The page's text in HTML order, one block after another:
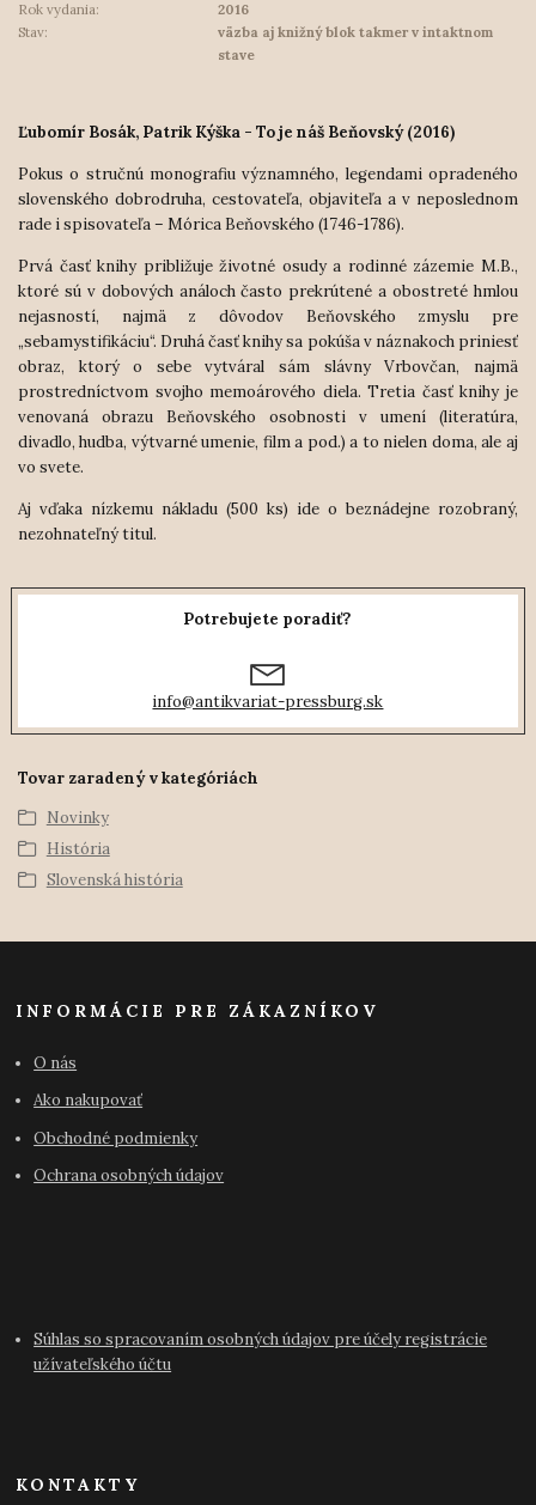
Rok vydania:
2016
Stav:
väzba aj knižný blok takmer v intaktnom
stave
Ľubomír Bosák, Patrik Kýška - To je náš Beňovský (2016)
Pokus o stručnú monografiu významného, legendami opradeného
slovenského dobrodruha, cestovateľa, objaviteľa a v neposlednom
rade i spisovateľa – Mórica Beňovského (1746-1786).
Prvá časť knihy približuje životné osudy a rodinné zázemie M.B.,
ktoré sú v dobových análoch často prekrútené a obostreté hmlou
nejasností, najmä z dôvodov Beňovského zmyslu pre
„sebamystifikáciu“. Druhá časť knihy sa pokúša v náznakoch priniesť
obraz, ktorý o sebe vytváral sám slávny Vrbovčan, najmä
prostredníctvom svojho memoárového diela. Tretia časť knihy je
venovaná obrazu Beňovského osobnosti v umení (literatúra,
divadlo, hudba, výtvarné umenie, film a pod.) a to nielen doma, ale aj
vo svete.
Aj vďaka nízkemu nákladu (500 ks) ide o beznádejne rozobraný,
nezohnateľný titul.
Potrebujete poradiť?
info@antikvariat-pressburg.sk
Tovar zaradený v kategóriách
Novinky
História
Slovenská história
INFORMÁCIE PRE ZÁKAZNÍKOV
O nás
Ako nakupovať
Obchodné podmienky
Ochrana osobných údajov
Súhlas so spracovaním osobných údajov pre účely registrácie
užívateľského účtu
KONTAKTY